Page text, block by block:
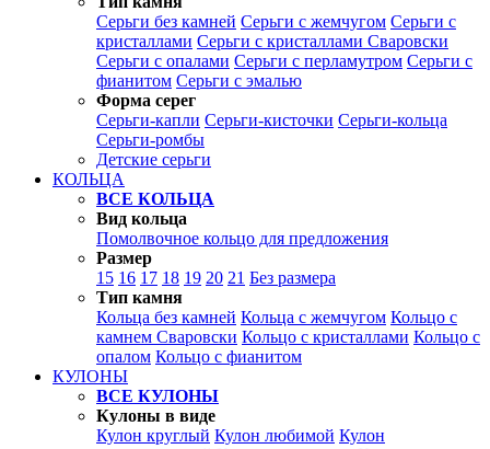
Серьги без камней Серьги с жемчугом Серьги с
кристаллами Серьги с кристаллами Сваровски
Серьги с опалами Серьги с перламутром Серьги с
фианитом Серьги с эмалью
Форма серег
Серьги-капли Серьги-кисточки Серьги-кольца
Серьги-ромбы
Детские серьги
КОЛЬЦА
ВСЕ КОЛЬЦА
Вид кольца
Помолвочное кольцо для предложения
Размер
15 16 17 18 19 20 21 Без размера
Тип камня
Кольца без камней Кольца с жемчугом Кольцо с
камнем Сваровски Кольцо с кристаллами Кольцо с
опалом Кольцо с фианитом
КУЛОНЫ
ВСЕ КУЛОНЫ
Кулоны в виде
Кулон круглый Кулон любимой Кулон